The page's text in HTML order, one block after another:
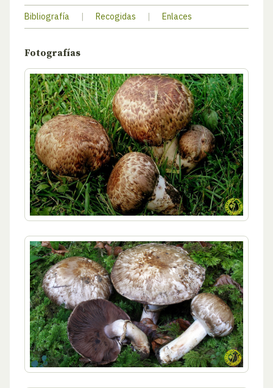
Bibliografía | Recogidas | Enlaces
Fotografías